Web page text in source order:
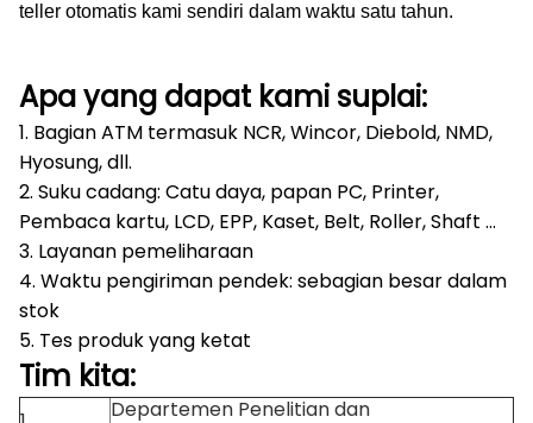
teller otomatis kami sendiri dalam waktu satu tahun.
Apa yang dapat kami suplai:
1. Bagian ATM termasuk NCR, Wincor, Diebold, NMD,
Hyosung, dll.
2. Suku cadang: Catu daya, papan PC, Printer,
Pembaca kartu, LCD, EPP, Kaset, Belt, Roller, Shaft ...
3. Layanan pemeliharaan
4. Waktu pengiriman pendek: sebagian besar dalam
stok
5. Tes produk yang ketat
Tim kita:
Departemen Penelitian dan